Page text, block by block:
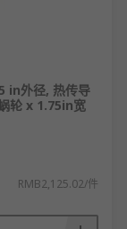
in外径, 热传导
轮 x 1.75in宽
RMB2,125.02/件